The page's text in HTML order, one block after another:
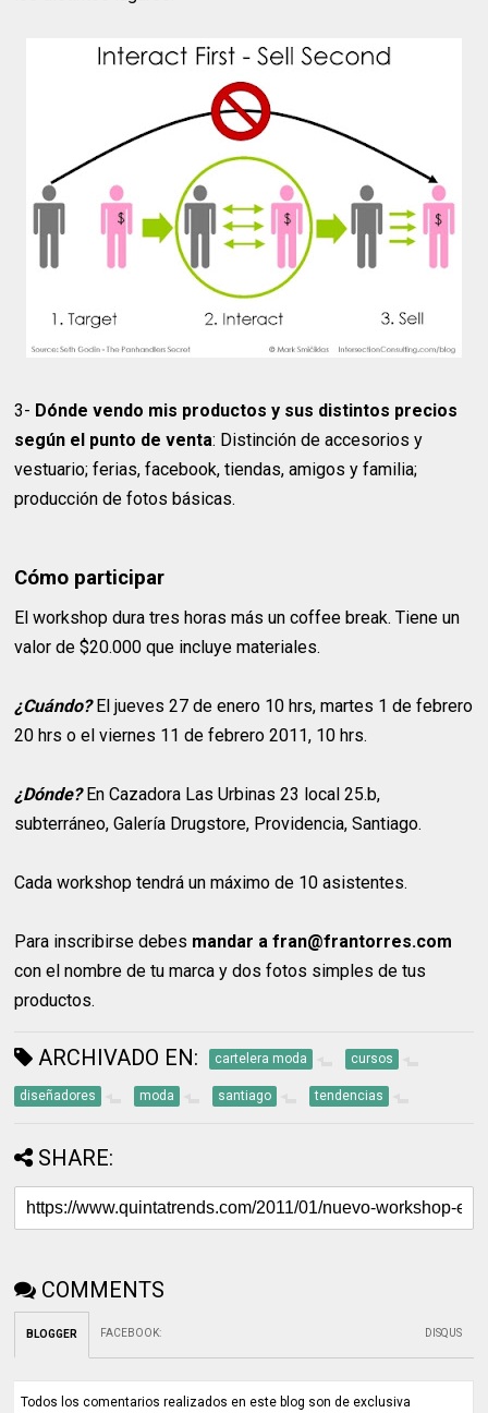
3- Dónde vendo mis productos y sus distintos precios
según el punto de venta: Distinción de accesorios y
vestuario; ferias, facebook, tiendas, amigos y familia;
producción de fotos básicas.
Cómo participar
El workshop dura tres horas más un coffee break. Tiene un
valor de $20.000 que incluye materiales.
¿Cuándo?El jueves 27 de enero 10 hrs, martes 1 de febrero
20 hrs o el viernes 11 de febrero 2011, 10 hrs.
¿Dónde?En Cazadora Las Urbinas 23 local 25.b,
subterráneo, Galería Drugstore, Providencia, Santiago.
Cada workshop tendrá un máximo de 10 asistentes.
Para inscribirse debes mandar a fran@frantorres.com
con el nombre de tu marca y dos fotos simples de tus
productos.
ARCHIVADO EN: cartelera moda cursos
diseñadores moda santiago tendencias
SHARE:
COMMENTS
BLOGGER FACEBOOK: DISQUS
Todos los comentarios realizados en este blog son de exclusiva